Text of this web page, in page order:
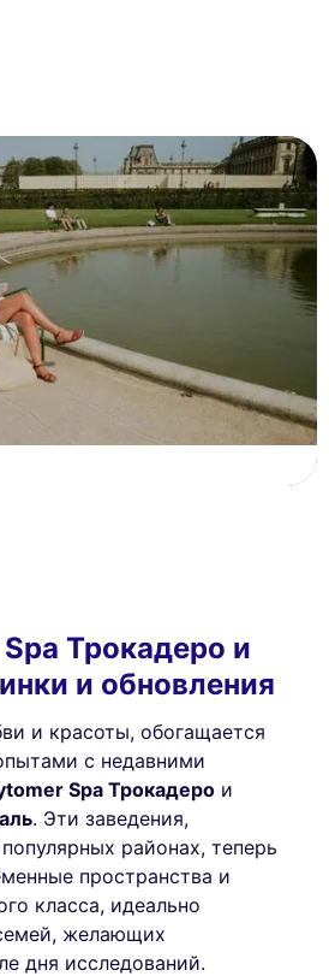
Трокадеро и
и обновления
и красоты, обогащается
с недавними
Spa Трокадеро и
. Эти заведения,
районах, теперь
пространства и
класса, идеально
желающих
дня исследований.